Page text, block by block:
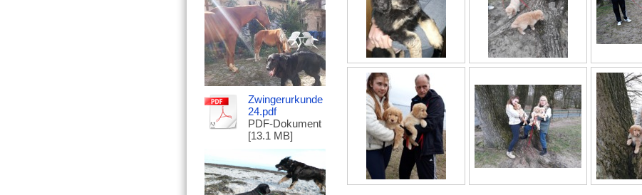
Zwingerurkunde
24.pdf
PDF-Dokument
[13.1 MB]